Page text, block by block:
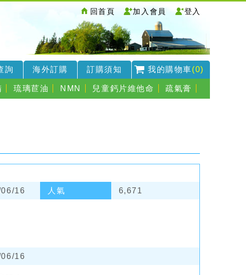
回首頁 加入會員 登入
詢 海外訂購 訂購須知 我的購物車(0)
琉璃苣油 NMN 兒童鈣片維他命 疏氣膏
16 人氣 6,671
16